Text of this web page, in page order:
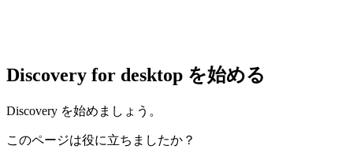
Discovery for desktop を始める
Discovery を始めましょう。
このページは役に立ちましたか？